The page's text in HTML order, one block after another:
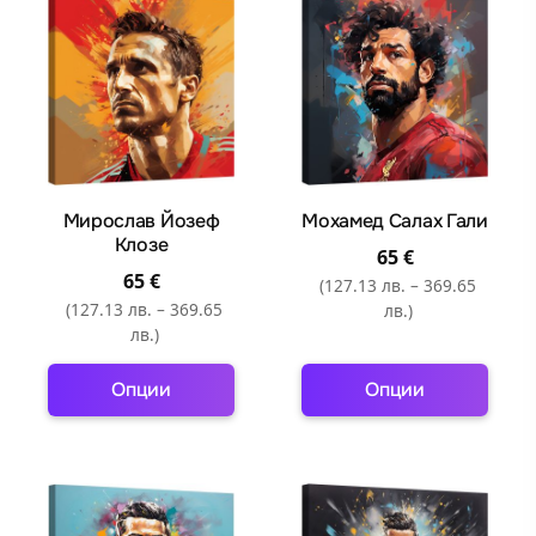
multiple
variants.
The
options
may
be
chosen
on
product
page
multiple
variants.
The
options
may
be
on
the
product
page
Мирослав Йозеф
Клозе
65€
(127.13 лв. – 369.65
лв.)
Опции
has
multiple
Мохамед Салах Гали
65€
(127.13 лв. – 369.65
лв.)
Опции
has
multiple